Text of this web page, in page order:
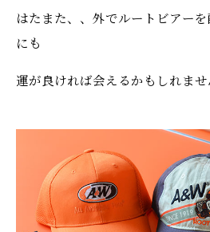
はたまた、、外でルートビアーを
にも
運が良ければ会えるかもしれませ